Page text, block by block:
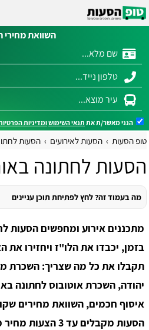
השוואת מחירי
הנני מאשר/ת את תנאי השימושומדיניות
טופ הסעות הסעות לאירועים הסעות
הסעות לחתונה
מה בעמוד זה? לחץ לפתיחת תוכן עניינים
מתכננים אירוע ומחפשים הסעות
בזמן, יכבדו את הלו"ז ויחזירו את
תקבלו את כל מה שצריך: השכרת
יהודה, השכרת אוטובוס לחתונה
איסוף חכמים, השוואת מחירים
הסעות מקבלים עד 3